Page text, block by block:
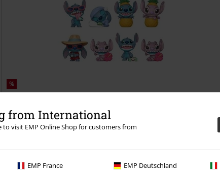
from International
to visit EMP Online Shop for customers from
EMP France EMP Deutschland
%
Stitch - Funko Mystery Mini Lilo & Stitch